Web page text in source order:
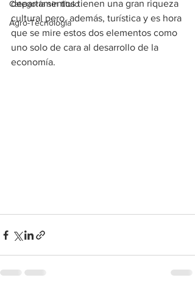
Categoría sin título
Agro-Tecnología
departamentos tienen una gran riqueza
cultural pero, además, turística y es hora
que se mire estos dos elementos como
uno solo de cara al desarrollo de la
economía.